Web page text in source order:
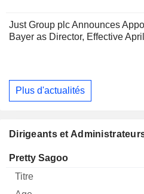
Just Group plc Announces
Bayer as Director, Effective
Plus d'actualités
Dirigeants et
Dirigeant Titre
Pretty Sagoo